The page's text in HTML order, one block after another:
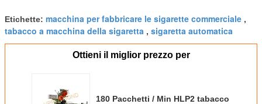
Etichette: macchina per fabbricare le sigarette commerciale ,
tabacco a macchina della sigaretta , sigaretta automatica
Ottieni il miglior prezzo per
180 Pacchetti / Min HLP2 tabacco